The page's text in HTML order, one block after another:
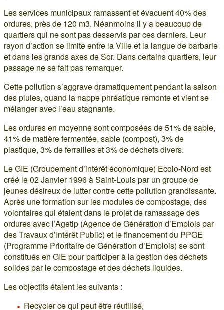
Les services municipaux ramassent et évacuent 40% des
ordures, près de 120 m3. Néanmoins il y a beaucoup de
quartiers qui ne sont pas desservis par ces derniers. Leur
rayon d’action se limite entre la Ville et la langue de barbarie
et dans les grands axes de Sor. Dans certains quartiers, leur
passage ne se fait pas remarquer.
Cette pollution s’aggrave dramatiquement pendant la saison
des pluies, quand la nappe phréatique remonte et vient se
mélanger avec l’eau stagnante.
Les ordures en moyenne sont composées de 51% de sable,
41% de matière fermentée, sable (compost), 3% de
plastique, 3% de ferrailles et 3% de déchets divers.
Le GIE (Groupement d’intérêt économique) Ecolo-Nord est
créé le 02 Janvier 1996 à Saint-Louis par un groupe de
jeunes désireux de lutter contre cette pollution grandissante.
Après une formation sur les modules de compostage, des
volontaires qui étaient dans le projet de ramassage des
ordures avec l’Agetip (Agence de Génération d’Emplois par
des Travaux d’Intérêt Public) et le financement du PPGE
(Programme Prioritaire de Génération d’Emplois) se sont
constitués en GIE pour participer à la gestion des déchets
solides par le compostage et des déchets liquides.
Les objectifs étaient les suivants :
Recycler ce qui peut être réutilisé,